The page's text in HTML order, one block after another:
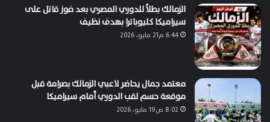
الزمالك بطلاً للدوري المصري بعد فوز قاتل على
سيراميكا كليوباترا بهدف نظيف
6:44 م21 مايو، 2026
معتمد جمال يحاضر لاعبي الزمالك بصرامة قبل
موقعة حسم لقب الدوري أمام سيراميكا
8:02 ص19 مايو، 2026